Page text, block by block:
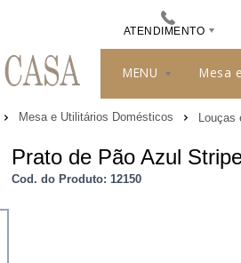
ATENDIMENTO
MENU Mesa
Mesa e Utilitários Domésticos
Prato de Pão Azul
Cod. do Produto: 12150